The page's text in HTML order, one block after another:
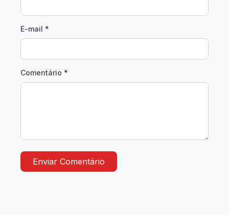
E-mail *
Comentário *
Enviar Comentário